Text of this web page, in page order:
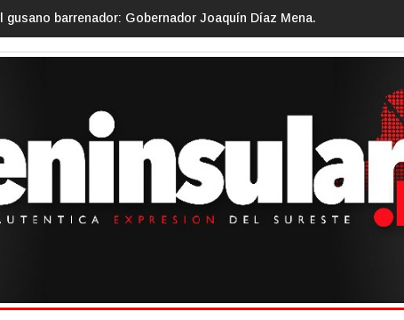
Joaquín Díaz Mena.Gino Segura impulsa el turismo comunitario